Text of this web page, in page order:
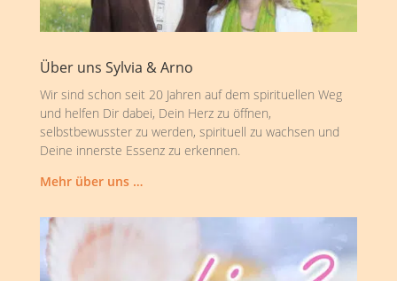
Über uns Sylvia & Arno
Wir sind schon seit 20 Jahren auf dem spirituellen Weg
und helfen Dir dabei, Dein Herz zu öffnen,
selbstbewusster zu werden, spirituell zu wachsen und
Deine innerste Essenz zu erkennen.
Mehr über uns …